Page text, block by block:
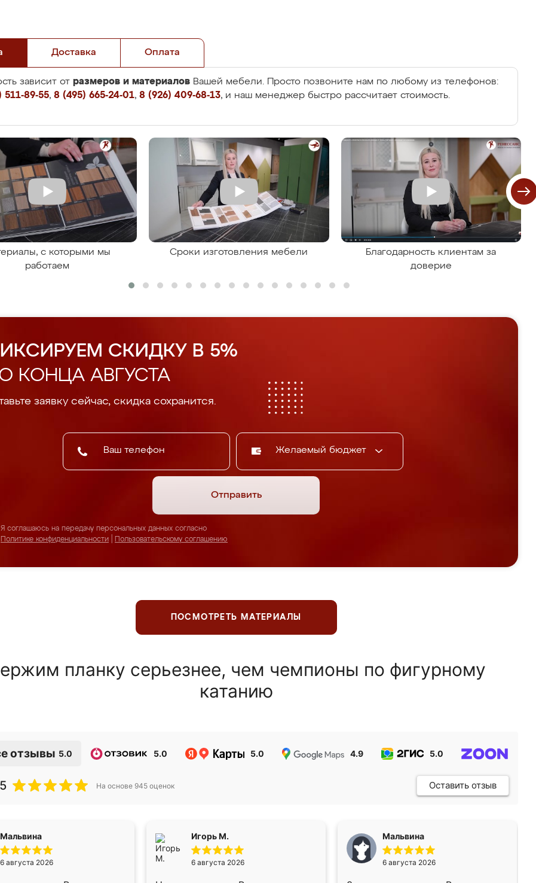
Доставка Оплата
зависит от размеров и материалов Вашей мебели. Просто позвоните нам по любому из телефонов:
89-55, 8 (495) 665-24-01, 8 (926) 409-68-13, и наш менеджер быстро рассчитает стоимость.
с которыми мы
работаем
Сроки изготовления мебели
Благодарность клиентам за
доверие
СКИДКУ В 5%
КОНЦА АВГУСТА
заявку сейчас, скидка сохранится.
Желаемый бюджет
Отправить
Я соглашаюсь на передачу персональных данных согласно
Политике конфиденциальности
Пользовательскому соглашению
ПОСМОТРЕТЬ МАТЕРИАЛЫ
планку серьезнее, чем чемпионы по фигурному
катанию
отзывы 5.0 5.0 5.0 4.9 5.0
На основе 945 оценок Оставить отзыв
Мальвина
6 августа 2026
Игорь М.
6 августа 2026
Мальвина
6 августа 2026